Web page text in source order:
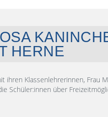
HERNE
ihren Klassenlehrerinnen, Frau
Schüler:innen über